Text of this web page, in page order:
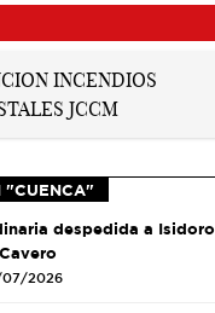
"CUENCA"
despedida a Isidoro
07/2026